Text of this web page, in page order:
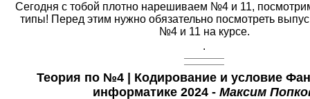
Сегодня с тобой плотно нарешиваем №4 и 11,
типы! Перед этим нужно обязательно посмотреть
№4 и 11 на курсе.
.
Теория по №4 | Кодирование и условие
информатике 2024 - Максим